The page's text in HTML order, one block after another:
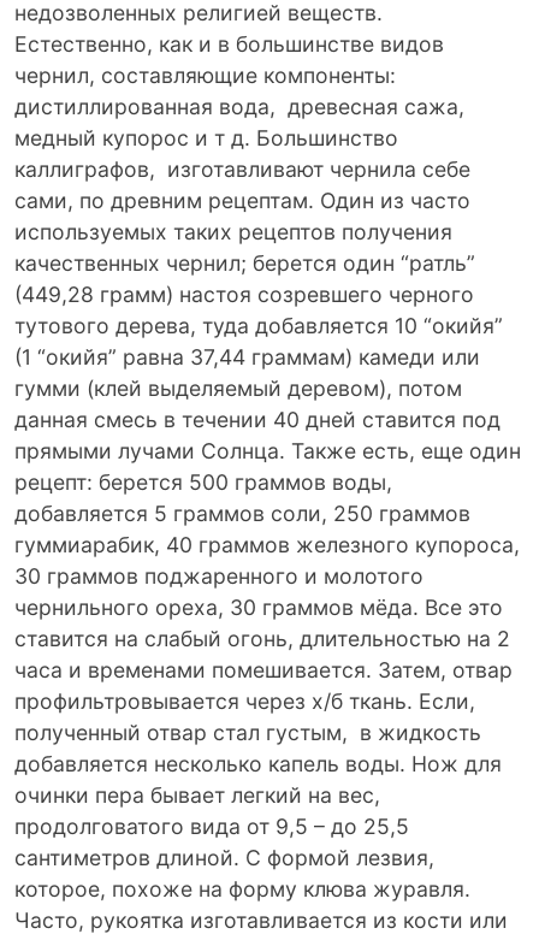
недозволенных религией веществ.
Естественно, как и в большинстве видов
чернил, составляющие компоненты:
дистиллированная вода, древесная сажа,
медный купорос и т д. Большинство
каллиграфов, изготавливают чернила себе
сами, по древним рецептам. Один из часто
используемых таких рецептов получения
качественных чернил; берется один “ратль”
(449,28 грамм) настоя созревшего черного
тутового дерева, туда добавляется 10 “окийя”
(1 “окийя” равна 37,44 граммам) камеди или
гумми (клей выделяемый деревом), потом
данная смесь в течении 40 дней ставится под
прямыми лучами Солнца. Также есть, еще один
рецепт: берется 500 граммов воды,
добавляется 5 граммов соли, 250 граммов
гуммиарабик, 40 граммов железного купороса,
30 граммов поджаренного и молотого
чернильного ореха, 30 граммов мёда. Все это
ставится на слабый огонь, длительностью на 2
часа и временами помешивается. Затем, отвар
профильтровывается через х/б ткань. Если,
полученный отвар стал густым, в жидкость
добавляется несколько капель воды. Нож для
очинки пера бывает легкий на вес,
продолговатого вида от 9,5 – до 25,5
сантиметров длиной. С формой лезвия,
которое, похоже на форму клюва журавля.
Часто, рукоятка изготавливается из кости или